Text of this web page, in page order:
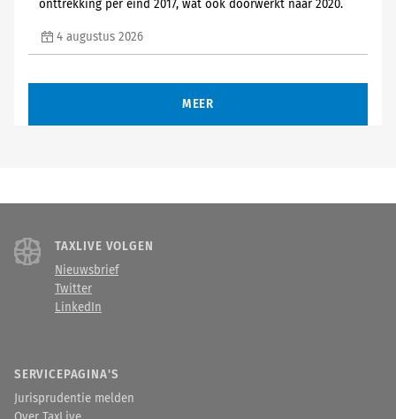
onttrekking per eind 2017, wat ook doorwerkt naar 2020.
4 augustus 2026
MEER
TAXLIVE VOLGEN
Nieuwsbrief
Twitter
LinkedIn
SERVICEPAGINA'S
Jurisprudentie melden